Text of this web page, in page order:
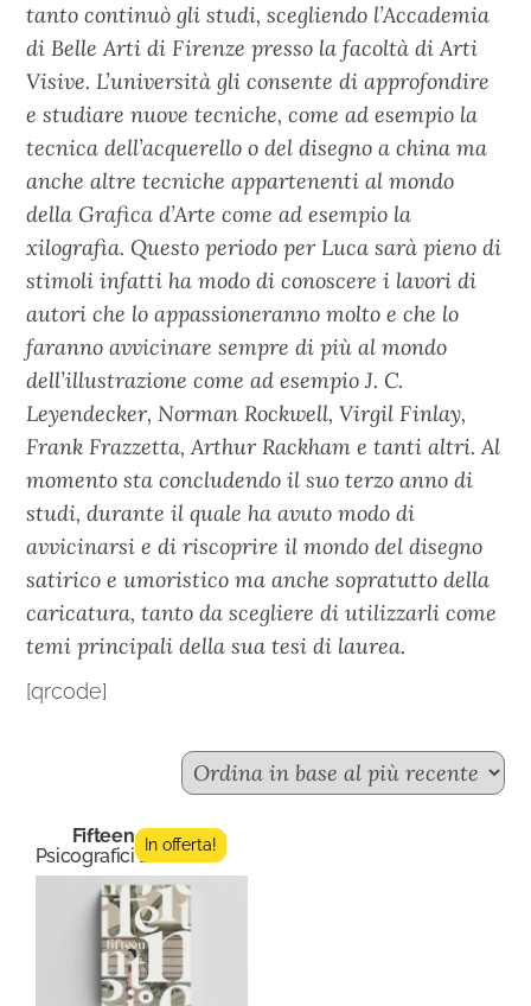
tanto continuò gli studi, scegliendo l’Accademia
di Belle Arti di Firenze presso la facoltà di Arti
Visive. L’università gli consente di approfondire
e studiare nuove tecniche, come ad esempio la
tecnica dell’acquerello o del disegno a china ma
anche altre tecniche appartenenti al mondo
della Grafica d’Arte come ad esempio la
xilografia. Questo periodo per Luca sarà pieno di
stimoli infatti ha modo di conoscere i lavori di
autori che lo appassioneranno molto e che lo
faranno avvicinare sempre di più al mondo
dell’illustrazione come ad esempio J. C.
Leyendecker, Norman Rockwell, Virgil Finlay,
Frank Frazzetta, Arthur Rackham e tanti altri. Al
momento sta concludendo il suo terzo anno di
studi, durante il quale ha avuto modo di
avvicinarsi e di riscoprire il mondo del disegno
satirico e umoristico ma anche sopratutto della
caricatura, tanto da scegliere di utilizzarli come
temi principali della sua tesi di laurea.
[qrcode]
Fifteen n.4
Psicografici Editore
In offerta!